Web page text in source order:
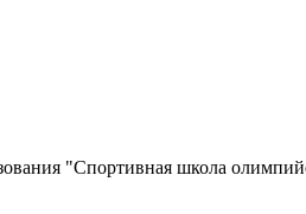
"Спортивная школа